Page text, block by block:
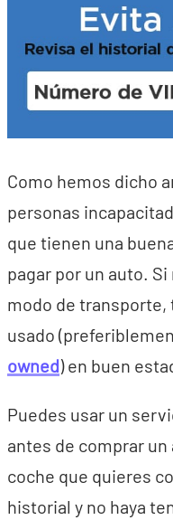
Como hemos dicho
personas
que tienen una
pagar por un auto.
modo de transporte,
usado
owned) en buen
Puedes usar un
antes de comprar
coche que quieres
historial y no haya